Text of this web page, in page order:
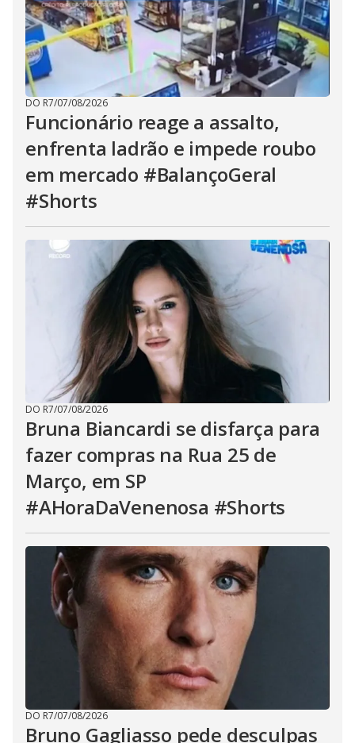
DO R7/07/08/2026
Funcionário reage a assalto,
enfrenta ladrão e impede roubo
em mercado #BalançoGeral
#Shorts
DO R7/07/08/2026
Bruna Biancardi se disfarça para
fazer compras na Rua 25 de
Março, em SP
#AHoraDaVenenosa #Shorts
DO R7/07/08/2026
Bruno Gagliasso pede desculpas